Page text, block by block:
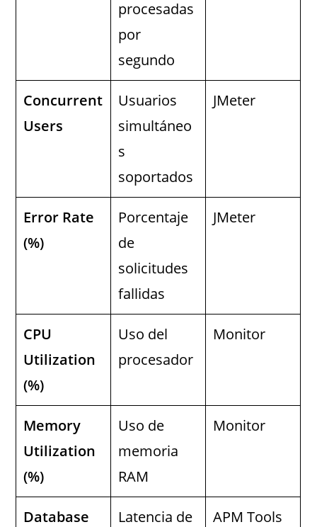
procesadas
por
segundo
Concurrent
Users
Usuarios
simultáneo
s
soportados
JMeter
Error Rate
(%)
Porcentaje
de
solicitudes
fallidas
JMeter
CPU
Utilization
(%)
Uso del
procesador
Monitor
Memory
Utilization
(%)
Uso de
memoria
RAM
Monitor
Database
Latencia de
APM Tools